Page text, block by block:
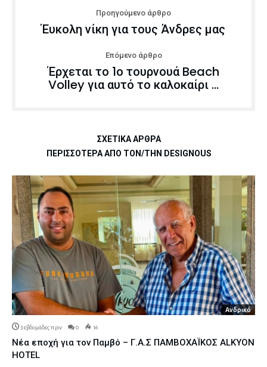
Προηγούμενο άρθρο
Έυκολη νίκη για τους Άνδρες μας
Επόμενο άρθρο
Έρχεται το 1ο τουρνουά Beach
Volley για αυτό το καλοκαίρι …
ΣΧΕΤΙΚΆ ΆΡΘΡΑ
ΠΕΡΙΣΣΌΤΕΡΑ ΑΠΌ ΤΟΝ/ΤΗΝ DESIGNOUS
Ανδρικό
3 εβδομάδες πριν 0 16
Νέα εποχή για τον Παμβό – Γ.Α.Σ ΠΑΜΒΟΧΑΪΚΟΣ ALKYON
HOTEL